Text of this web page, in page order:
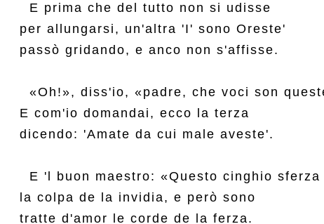
  E prima che del tutto non si udisse
per allungarsi, un'altra 'I' sono Oreste'
passò gridando, e anco non s'affisse.
«Oh!», diss'io, «padre, che voci son
E com'io domandai, ecco la terza
dicendo: 'Amate da cui male aveste'.
  E 'l buon maestro: «Questo cinghio sferza
la colpa de la invidia, e però sono
tratte d'amor le corde de la ferza.